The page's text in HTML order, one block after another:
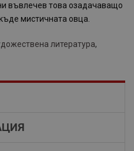
въвлечев това озадачаващо
мистичната овца.
литература,